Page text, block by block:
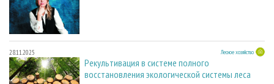
28.11.2025 Лесное хозяйство
Рекультивация в системе полного
восстановления экологической системы леса